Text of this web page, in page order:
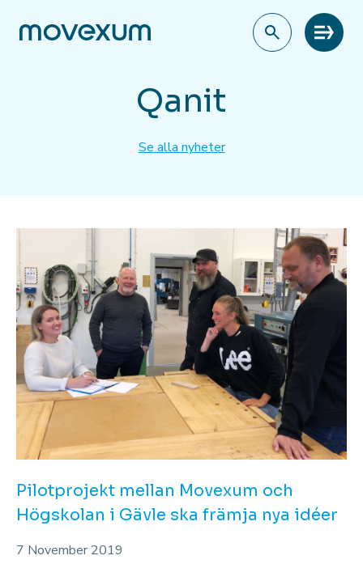
Meny
Qanit
Se alla nyheter
Pilotprojekt mellan Movexum och
Högskolan i Gävle ska främja nya idéer
7 November 2019